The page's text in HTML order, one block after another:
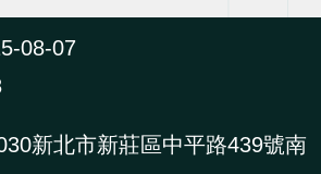
08-07
新北市新莊區中平路439號南